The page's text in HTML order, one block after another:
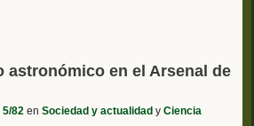
astronómico en el Arsenal de
82 en Sociedad y actualidad y Ciencia